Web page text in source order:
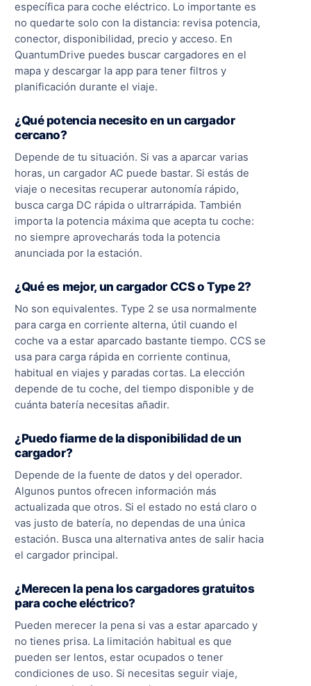
específica para coche eléctrico. Lo importante es
no quedarte solo con la distancia: revisa potencia,
conector, disponibilidad, precio y acceso. En
QuantumDrive puedes buscar cargadores en el
mapa y descargar la app para tener filtros y
planificación durante el viaje.
¿Qué potencia necesito en un cargador
cercano?
Depende de tu situación. Si vas a aparcar varias
horas, un cargador AC puede bastar. Si estás de
viaje o necesitas recuperar autonomía rápido,
busca carga DC rápida o ultrarrápida. También
importa la potencia máxima que acepta tu coche:
no siempre aprovecharás toda la potencia
anunciada por la estación.
¿Qué es mejor, un cargador CCS o Type 2?
No son equivalentes. Type 2 se usa normalmente
para carga en corriente alterna, útil cuando el
coche va a estar aparcado bastante tiempo. CCS se
usa para carga rápida en corriente continua,
habitual en viajes y paradas cortas. La elección
depende de tu coche, del tiempo disponible y de
cuánta batería necesitas añadir.
¿Puedo fiarme de la disponibilidad de un
cargador?
Depende de la fuente de datos y del operador.
Algunos puntos ofrecen información más
actualizada que otros. Si el estado no está claro o
vas justo de batería, no dependas de una única
estación. Busca una alternativa antes de salir hacia
el cargador principal.
¿Merecen la pena los cargadores gratuitos
para coche eléctrico?
Pueden merecer la pena si vas a estar aparcado y
no tienes prisa. La limitación habitual es que
pueden ser lentos, estar ocupados o tener
condiciones de uso. Si necesitas seguir viaje,